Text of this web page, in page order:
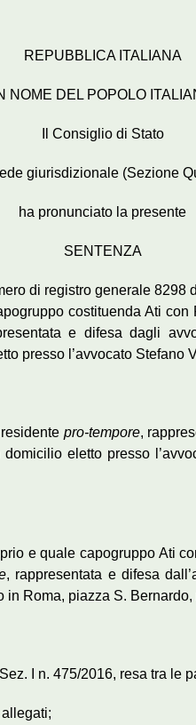
REPUBBLICA ITALIANA
NOME DEL POPOLO
Il Consiglio di Stato
giurisdizionale (Sezione
ha pronunciato la presente
SENTENZA
di registro generale 8298
costituenda Ati
e difesa dagli
presso l’avvocato Stefano
pro-tempore,
eletto presso
e quale capogruppo Ati
, rappresentata e difesa
Roma, piazza S. Bernardo,
I n. 475/2016, resa tra le